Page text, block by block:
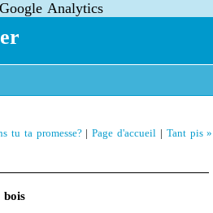
Google Analytics
tu ta promesse?|Page d'accueil Tant pis »